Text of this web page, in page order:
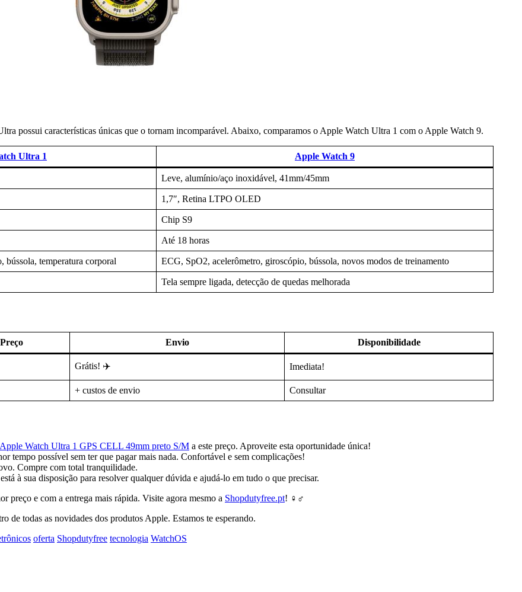
possui características únicas que o tornam incomparável. Abaixo, comparamos o Apple Watch Ultra 1 com o Apple Watch 9.
Ultra 1 Apple Watch 9
Leve, alumínio/aço inoxidável, 41mm/45mm
1,7″, Retina LTPO OLED
Chip S9
Até 18 horas
bússola, temperatura corporal ECG, SpO2, acelerômetro, giroscópio, bússola, novos modos de treinamento
Tela sempre ligada, detecção de quedas melhorada
Preço Envio Disponibilidade
Grátis! ✈️ Imediata!
+ custos de envio Consultar
Apple Watch Ultra 1 GPS CELL 49mm preto S/M a este preço. Aproveite esta oportunidade única!
tempo possível sem ter que pagar mais nada. Confortável e sem complicações!
Compre com total tranquilidade.
à sua disposição para resolver qualquer dúvida e ajudá-lo em tudo o que precisar.
preço e com a entrega mais rápida. Visite agora mesmo a Shopdutyfree.pt! ‍♀️‍♂️
de todas as novidades dos produtos Apple. Estamos te esperando.
oferta Shopdutyfree tecnologia WatchOS